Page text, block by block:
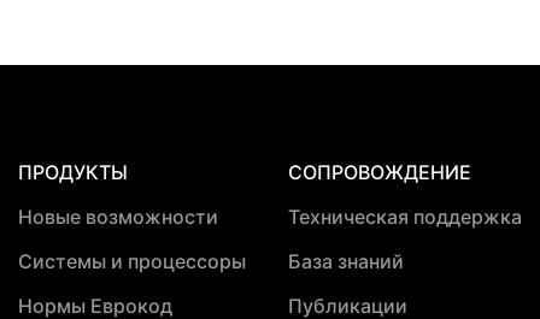
ПРОДУКТЫ
Новые возможности
Системы и процессоры
Нормы Еврокод
СОПРОВОЖДЕНИЕ
Техническая поддержка
База знаний
Публикации